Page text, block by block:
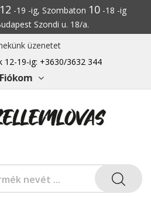
12 -19 -ig, Szombaton 10 -18 -ig
Szondi u. 18/a.
üzenetet
12-19-ig: +3630/3632 344
Fiókom